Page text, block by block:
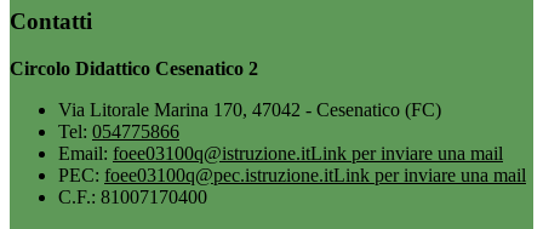
Contatti
Circolo Didattico Cesenatico 2
Via Litorale Marina 170, 47042 - Cesenatico (FC)
Tel: 054775866
Email: foee03100q@istruzione.itLink per inviare una mail
PEC: foee03100q@pec.istruzione.itLink per inviare una mail
C.F.: 81007170400